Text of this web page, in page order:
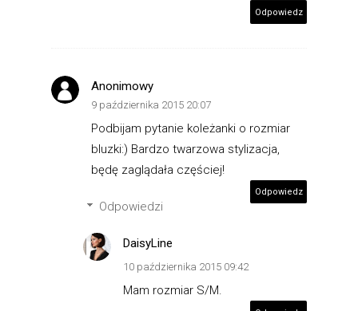
Odpowiedz
Anonimowy
9 października 2015 20:07
Podbijam pytanie koleżanki o rozmiar
bluzki:) Bardzo twarzowa stylizacja,
będę zaglądała częściej!
Odpowiedz
Odpowiedzi
DaisyLine
10 października 2015 09:42
Mam rozmiar S/M.